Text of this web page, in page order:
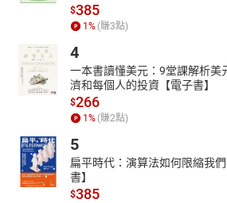
$385
1% (賺3點)
4
一本書讀懂美元：9堂課解析美
濟和每個人的投資【電子書】
$266
1% (賺2點)
5
扁平時代：演算法如何限縮我
書】
$385